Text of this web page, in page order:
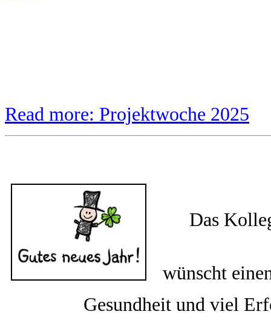
Read more: Projektwoche 2025
Das
wünscht
Gesundheit und viel